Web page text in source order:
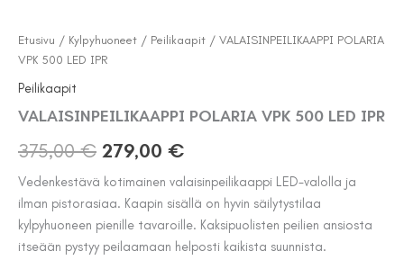
Etusivu / Kylpyhuoneet / Peilikaapit / VALAISINPEILIKAAPPI POLARIA
VPK 500 LED IPR
Peilikaapit
VALAISINPEILIKAAPPI POLARIA VPK 500 LED IPR
375,00€ Alkuperäinen
hinta
oli:
375,00 €.
279,00 €
hinta
on:
279,00 €.
Vedenkestävä kotimainen valaisinpeilikaappi LED-valolla ja
ilman pistorasiaa. Kaapin sisällä on hyvin säilytystilaa
kylpyhuoneen pienille tavaroille. Kaksipuolisten peilien ansiosta
itseään pystyy peilaamaan helposti kaikista suunnista.